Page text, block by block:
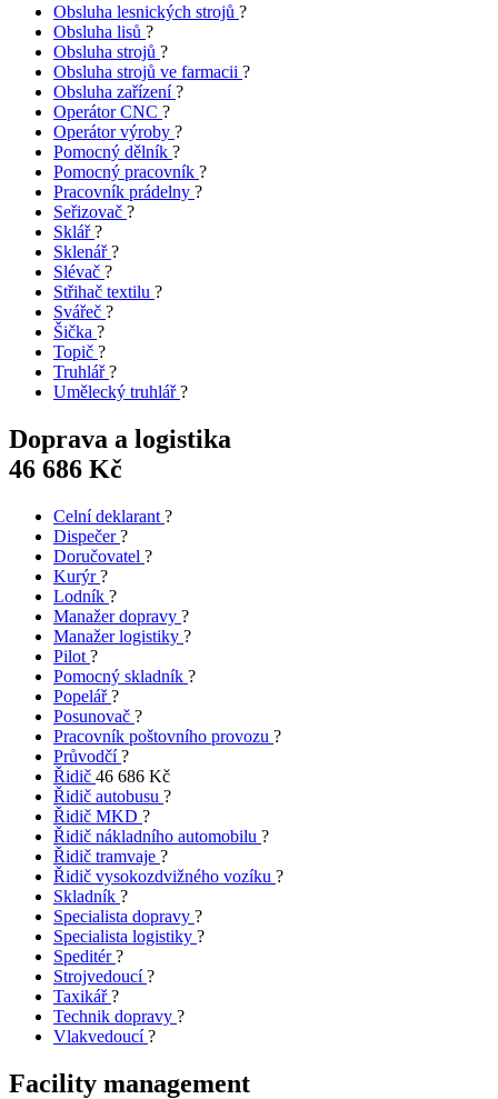
Obsluha lesnických strojů ?
Obsluha lisů ?
Obsluha strojů ?
Obsluha strojů ve farmacii ?
Obsluha zařízení?
Operátor CNC ?
Operátor výroby ?
Pomocný dělník ?
Pomocný pracovník ?
Pracovník prádelny ?
Seřizovač ?
Sklář?
Sklenář?
Slévač ?
Střihač textilu ?
Svářeč ?
Šička ?
Topič ?
Truhlář?
Umělecký truhlář?
Doprava a logistika
46 686 Kč
Celní deklarant ?
Dispečer?
Doručovatel ?
Kurýr?
Lodník ?
Manažer dopravy ?
Manažer logistiky ?
Pilot ?
Pomocný skladník ?
Popelář?
Posunovač ?
Pracovník poštovního provozu ?
Průvodčí?
Řidič 46 686 Kč
Řidič autobusu ?
Řidič MKD ?
Řidič nákladního automobilu ?
Řidič tramvaje ?
Řidič vysokozdvižného vozíku ?
Skladník ?
Specialista dopravy ?
Specialista logistiky ?
Speditér?
Strojvedoucí?
Taxikář?
Technik dopravy ?
Vlakvedoucí?
Facility management